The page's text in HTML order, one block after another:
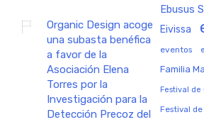
Organic Design acoge
una subasta benéfica
a favor de la
Asociación Elena
Torres por la
Investigación para la
Detección Precoz del
Ebusus
Eivissa
eventos
Familia
Festival de
Festival de